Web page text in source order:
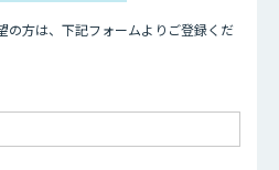
の方は、下記フォームよりご登録くだ